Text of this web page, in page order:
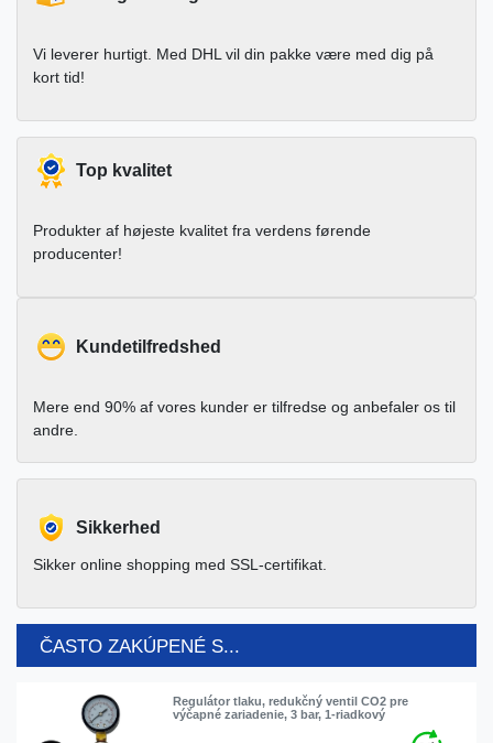
Vi leverer hurtigt. Med DHL vil din pakke være med dig på
kort tid!
Top kvalitet
Produkter af højeste kvalitet fra verdens førende
producenter!
Kundetilfredshed
Mere end 90% af vores kunder er tilfredse og anbefaler os til
andre.
Sikkerhed
Sikker online shopping med SSL-certifikat.
ČASTO ZAKÚPENÉ S...
Regulátor tlaku, redukčný ventil CO2 pre
výčapné zariadenie, 3 bar, 1-riadkový